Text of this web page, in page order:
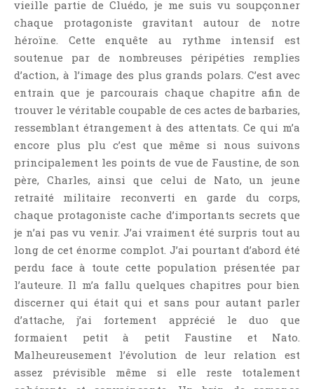
vieille partie de Cluédo, je me suis vu soupçonner
chaque protagoniste gravitant autour de notre
héroïne. Cette enquête au rythme intensif est
soutenue par de nombreuses péripéties remplies
d’action, à l’image des plus grands polars. C’est avec
entrain que je parcourais chaque chapitre afin de
trouver le véritable coupable de ces actes de barbaries,
ressemblant étrangement à des attentats. Ce qui m’a
encore plus plu c’est que même si nous suivons
principalement les points de vue de Faustine, de son
père, Charles, ainsi que celui de Nato, un jeune
retraité militaire reconverti en garde du corps,
chaque protagoniste cache d’importants secrets que
je n’ai pas vu venir. J’ai vraiment été surpris tout au
long de cet énorme complot. J’ai pourtant d’abord été
perdu face à toute cette population présentée par
l’auteure. Il m’a fallu quelques chapitres pour bien
discerner qui était qui et sans pour autant parler
d’attache, j’ai fortement apprécié le duo que
formaient petit à petit Faustine et Nato.
Malheureusement l’évolution de leur relation est
assez prévisible même si elle reste totalement